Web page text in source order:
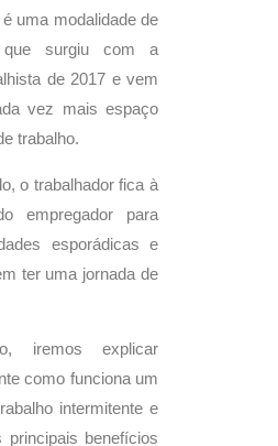
é uma modalidade de
que surgiu com a
de 2017 e vem
vez mais espaço
trabalho.
o trabalhador fica à
empregador para
esporádicas e
ter uma jornada de
iremos explicar
como funciona um
intermitente e
principais benefícios